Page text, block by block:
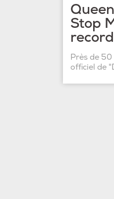
Stop
Près de
officiel de